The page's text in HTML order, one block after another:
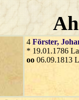
4 Förster,
* 19.01.1786
oo 06.09.1813